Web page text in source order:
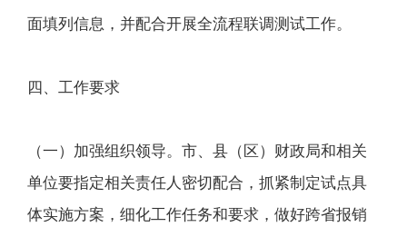
面填列信息，并配合开展全流程联调测试工作。
四、工作要求
（一）加强组织领导。市、县（区）财政局和相关
单位要指定相关责任人密切配合，抓紧制定试点具
体实施方案，细化工作任务和要求，做好跨省报销